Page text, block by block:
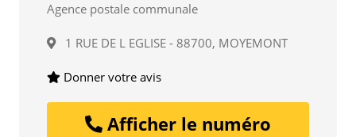
Agence postale communale
1 RUE DE L EGLISE - 88700, MOYEMONT
Donner votre avis
Afficher le numéro